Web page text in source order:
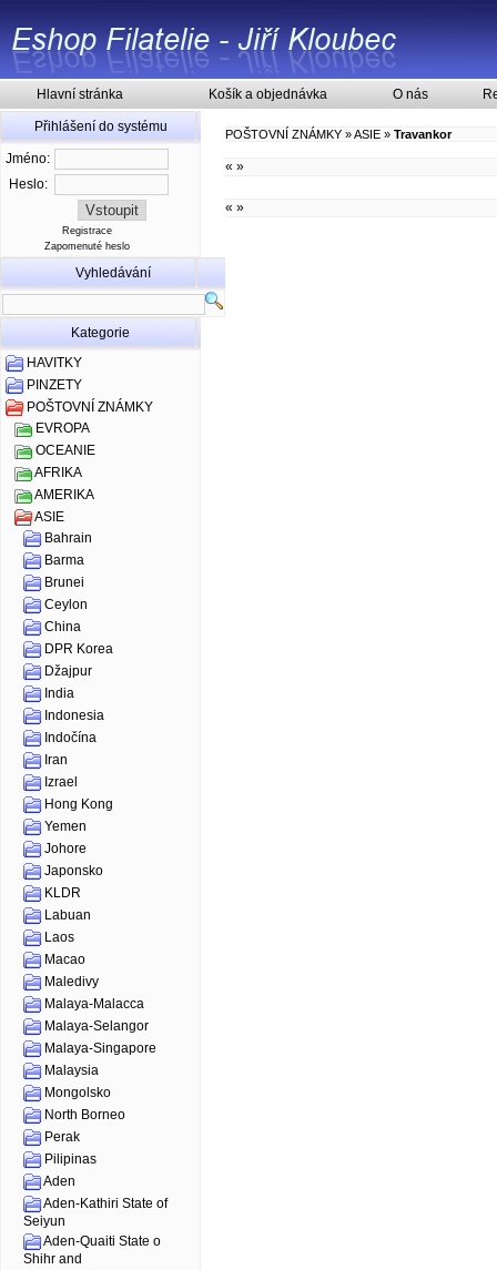
Hlavní stránka Košík a objednávka O nás
Přihlášení do systému
Jméno:
Heslo:
Registrace
Zapomenuté heslo
Vyhledávání
Kategorie
HAVITKY
PINZETY
POŠTOVNÍ ZNÁMKY
EVROPA
OCEANIE
AFRIKA
AMERIKA
ASIE
Bahrain
Barma
Brunei
Ceylon
China
DPR Korea
Džajpur
India
Indonesia
Indočína
Iran
Izrael
Hong Kong
Yemen
Johore
Japonsko
KLDR
Labuan
Laos
Macao
Maledivy
Malaya-Malacca
Malaya-Selangor
Malaya-Singapore
Malaysia
Mongolsko
North Borneo
Perak
Pilipinas
Aden
Aden-Kathiri State of
Seiyun
Aden-Quaiti State o
Shihr and
POŠTOVNÍ ZNÁMKY »ASIE » Travankor
« »
« »